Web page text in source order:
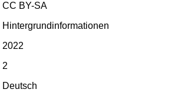
CC BY-SA
Hintergrundinformationen
2022
2
Deutsch